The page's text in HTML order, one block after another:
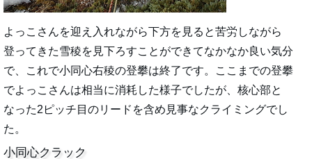
よっこさんを迎え入れながら下方を見ると苦労しながら
登ってきた雪稜を見下ろすことができてなかなか良い気分
で、これで小同心右稜の登攀は終了です。ここまでの登攀
でよっこさんは相当に消耗した様子でしたが、核心部と
なった2ピッチ目のリードを含め見事なクライミングでし
た。
小同心クラック